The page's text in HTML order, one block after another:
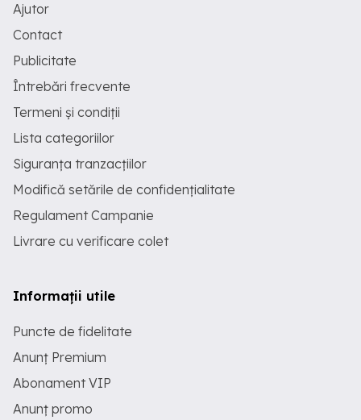
Ajutor
Contact
Publicitate
Întrebări frecvente
Termeni și condiții
Lista categoriilor
Siguranța tranzacțiilor
Modifică setările de confidențialitate
Regulament Campanie
Livrare cu verificare colet
Informații utile
Puncte de fidelitate
Anunț Premium
Abonament VIP
Anunț promo